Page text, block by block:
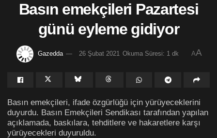
Basın emekçileri Pazartesi
günü eyleme gidiyor
Gazedda 26 Şubat 2021 Okuma Süresi: 1 dk AA
Basın emekçileri, ifade özgürlüğü için yürüyeceklerini
duyurdu. Basın Emekçileri Sendikası tarafından yapılan
açıklamada, baskılara, tehditlere ve hakaretlere karşı
yürüyecekleri duyuruldu.